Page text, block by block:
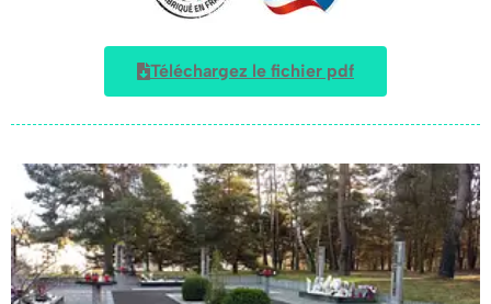
Téléchargez le fichier pdf